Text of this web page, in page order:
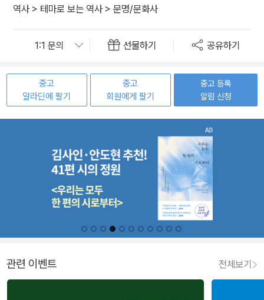
역사 > 테마로 보는 역사 > 문명/문화사
선물하기 공유하기
중고
알라딘에 팔기
중고
회원에게 팔기
중고 등록
알림 신청
관련 이벤트 전체보기